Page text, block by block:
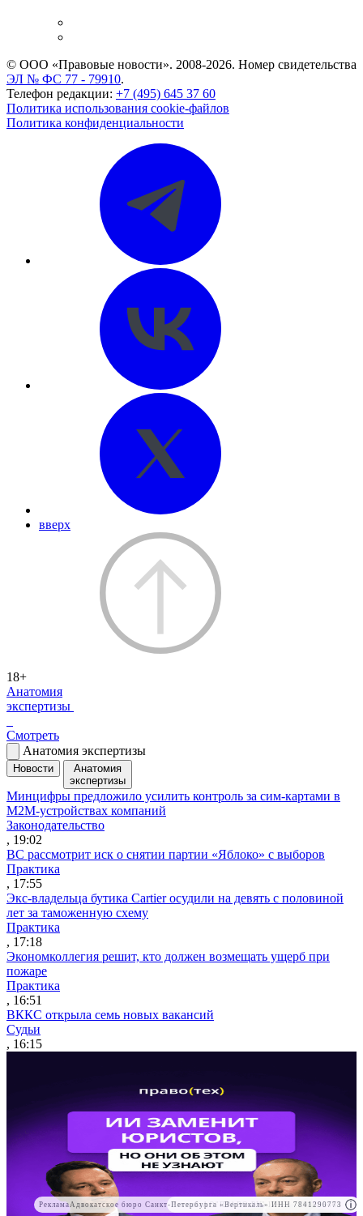
© ООО «Правовые новости». 2008-2026. Номер свидетельства
ЭЛ № ФС 77 - 79910.
Телефон редакции: +7 (495) 645 37 60
Политика использования cookie-файлов
Политика конфиденциальности
вверх
18+
Анатомия
экспертизы
Смотреть
Анатомия экспертизы
Новости
Анатомия
экспертизы
Минцифры предложило усилить контроль за сим-картами в
M2M-устройствах компаний
Законодательство
, 19:02
ВС рассмотрит иск о снятии партии «Яблоко» с выборов
Практика
, 17:55
Экс-владельца бутика Cartier осудили на девять с половиной
лет за таможенную схему
Практика
, 17:18
Экономколлегия решит, кто должен возмещать ущерб при
пожаре
Практика
, 16:51
ВККС открыла семь новых вакансий
Судьи
, 16:15
РекламаАО"ПРАВО.РУ" ИНН: 7708095468
Реклама Адвокатское бюро Санкт-Петербурга «Вертикаль» ИНН 7841290773